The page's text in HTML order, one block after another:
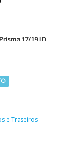
17/19 LD
e Traseiros